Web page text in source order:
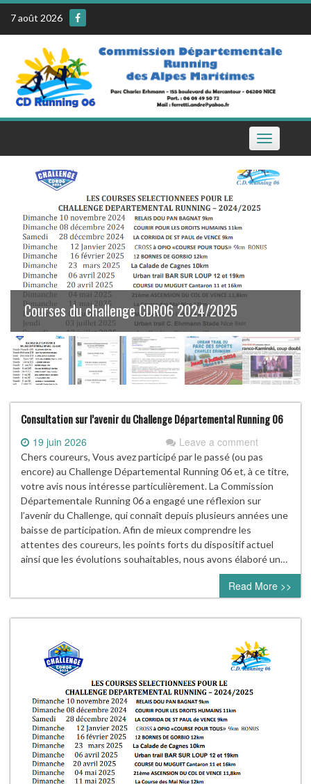
Skip
content
7 août 2026
Toggle
navigation
Le calendrier de la CDR06 sur votre téléphone
Consultation sur l’avenir du Challenge Départemental Running 06
19 juin 2026 Leave a comment
Chers coureurs, Vous avez participé par le passé (ou pas
encore) au Challenge Départemental Running 06 et, à ce titre,
votre avis nous intéresse particulièrement. La Commission
Départementale Running 06 a engagé une réflexion sur
l’avenir du Challenge, qui connaît depuis plusieurs années une
baisse de participation. Afin de mieux comprendre les
attentes des coureurs, les points forts du dispositif actuel
ainsi que les évolutions souhaitables, nous avons élaboré un…
Read More >>